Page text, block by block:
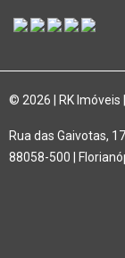
© 2026 | RK Imóveis
Rua das Gaivotas,
88058-500 |